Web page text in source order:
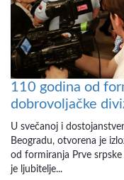
110 godina od
dobrovoljačke
U svečanoj i
Beogradu, otvorena je
od formiranja Prve
je ljubitelje...